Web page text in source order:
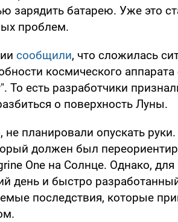
зарядить батарею. Уже это
проблем.
сообщили, что сложилась
космического
То есть разработчики
о поверхность Луны.
планировали опускать
должен был
One на Солнце. Однако,
день и быстро
последствия, которые